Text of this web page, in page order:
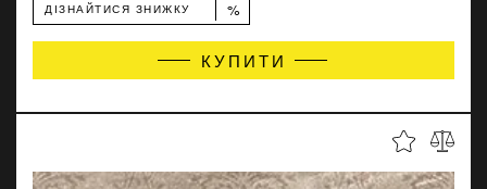
ДІЗНАЙТИСЯ ЗНИЖКУ %
КУПИТИ